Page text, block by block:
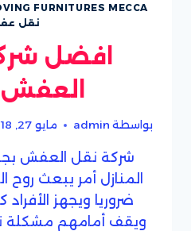
FURNITURES MECCA
نقل
افضل
بواسطة admin مايو 27, 2018
شركة نقل العفش
المنازل أمر يبعث روح
ضروريا ويجهز
ويقف أمامهم مشكلة